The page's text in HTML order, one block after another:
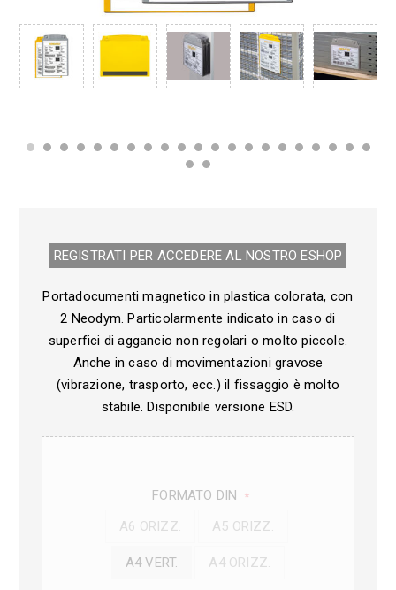
REGISTRATI PER ACCEDERE AL NOSTRO E­SHOP
Portadocumenti magnetico in plastica colorata, con
2 Neodym. Particolarmente indicato in caso di
superfici di aggancio non regolari o molto piccole.
Anche in caso di movimentazioni gravose
(vibrazione, trasporto, ecc.) il fissaggio è molto
stabile. Disponibile versione ESD.
FORMATO DIN *
A6 ORIZZ. A5 ORIZZ.
A4 VERT. A4 ORIZZ.